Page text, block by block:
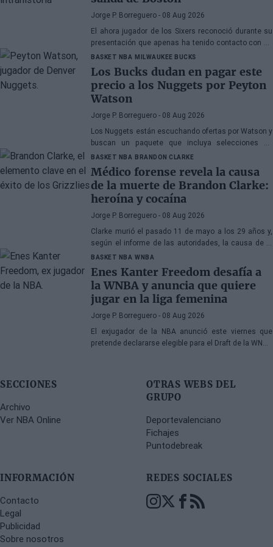
Jorge P. Borreguero - 08 Aug 2026
El ahora jugador de los Sixers reconoció durante su
presentación que apenas ha tenido contacto con su
antiguo compañero
BASKET NBA MILWAUKEE BUCKS
Los Bucks dudan en pagar este
precio a los Nuggets por Peyton
Watson
Jorge P. Borreguero - 08 Aug 2026
Los Nuggets están escuchando ofertas por Watson y
buscan un paquete que incluya selecciones de
primera ronda, jóvenes talentos o una combinación
de ambos
BASKET NBA BRANDON CLARKE
Médico forense revela la causa
de la muerte de Brandon Clarke:
heroína y cocaína
Jorge P. Borreguero - 08 Aug 2026
Clarke murió el pasado 11 de mayo a los 29 años y,
según el informe de las autoridades, la causa de la
muerte fueron los efectos de la heroína y la cocaína
BASKET NBA WNBA
Enes Kanter Freedom desafía a
la WNBA y anuncia que quiere
jugar en la liga femenina
Jorge P. Borreguero - 08 Aug 2026
El exjugador de la NBA anunció este viernes que
pretende declararse elegible para el Draft de la WNBA
SECCIONES
Archivo
Ver NBA Online
OTRAS WEBS DEL
GRUPO
Deportevalenciano
Fichajes
Puntodebreak
INFORMACIÓN
Contacto
Legal
Publicidad
Sobre nosotros
REDES SOCIALES